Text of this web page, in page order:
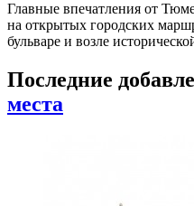
Главные впечатления от
на открытых городских
бульваре и возле
Последние
места